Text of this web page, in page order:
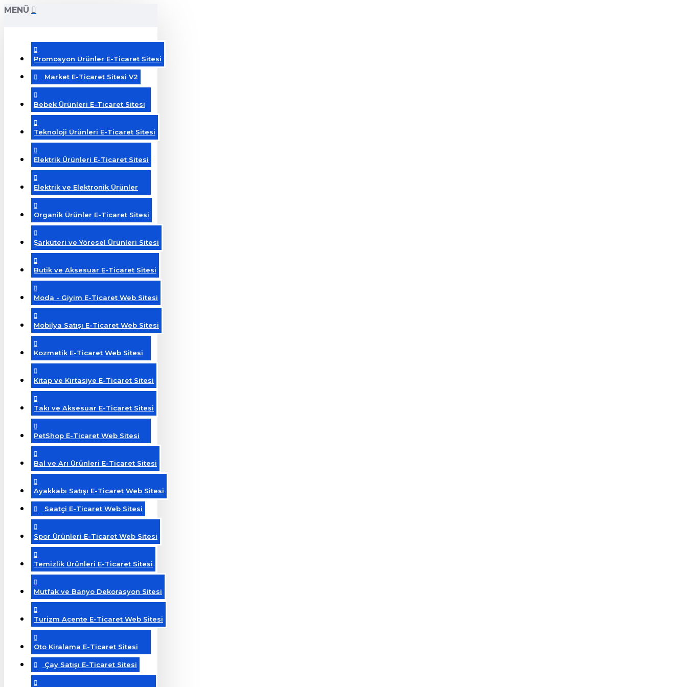
MENÜ
Promosyon Ürünler E-Ticaret Sitesi
Market E-Ticaret Sitesi V2
Bebek Ürünleri E-Ticaret Sitesi
Teknoloji Ürünleri E-Ticaret Sitesi
Elektrik Ürünleri E-Ticaret Sitesi
Elektrik ve Elektronik Ürünler
Organik Ürünler E-Ticaret Sitesi
Şarküteri ve Yöresel Ürünleri Sitesi
Butik ve Aksesuar E-Ticaret Sitesi
Moda - Giyim E-Ticaret Web Sitesi
Mobilya Satışı E-Ticaret Web Sitesi
Kozmetik E-Ticaret Web Sitesi
Kitap ve Kırtasiye E-Ticaret Sitesi
Takı ve Aksesuar E-Ticaret Sitesi
PetShop E-Ticaret Web Sitesi
Bal ve Arı Ürünleri E-Ticaret Sitesi
Ayakkabı Satışı E-Ticaret Web Sitesi
Saatçi E-Ticaret Web Sitesi
Spor Ürünleri E-Ticaret Web Sitesi
Temizlik Ürünleri E-Ticaret Sitesi
Mutfak ve Banyo Dekorasyon Sitesi
Turizm Acente E-Ticaret Web Sitesi
Oto Kiralama E-Ticaret Sitesi
Çay Satışı E-Ticaret Sitesi